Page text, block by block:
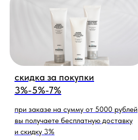
скидка за покупки
3%-5%-7%
при заказе на сумму от 5000 рублей
вы получаете бесплатную доставку
и скидку 3%